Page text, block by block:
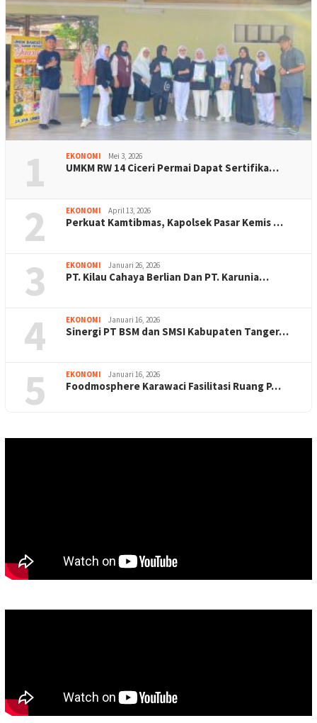
1 EKONOMI Mei 3, 2026
UMKM RW 14 Ciceri Permai Dapat Sertifika…
2 EKONOMI April 13, 2026
Perkuat Kamtibmas, Kapolsek Pasar Kemis …
3 EKONOMI Januari 26, 2026
PT. Kilau Cahaya Berlian Dan PT. Karunia…
4 EKONOMI Januari 16, 2026
Sinergi PT BSM dan SMSI Kabupaten Tanger…
5 EKONOMI Januari 16, 2026
Foodmosphere Karawaci Fasilitasi Ruang P…